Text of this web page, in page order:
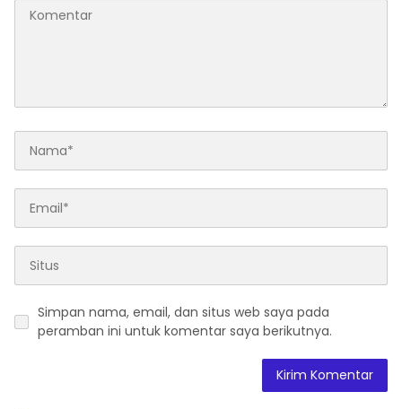
Simpan nama, email, dan situs web saya pada
peramban ini untuk komentar saya berikutnya.